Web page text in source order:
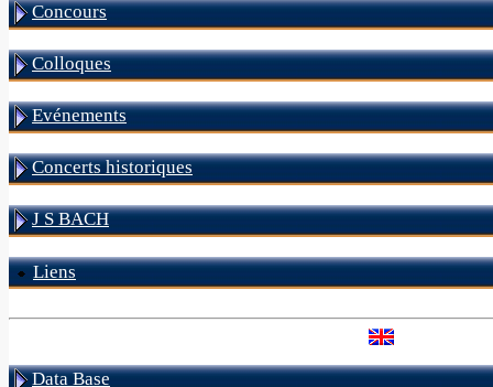
Concours
Colloques
Evénements
Concerts historiques
J S BACH
Liens
Data Base